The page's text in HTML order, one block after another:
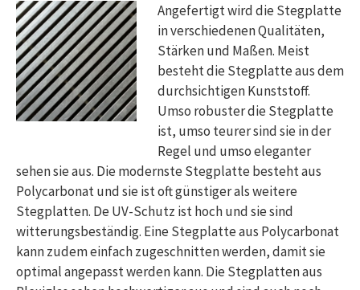
Angefertigt wird die Stegplatte
in verschiedenen Qualitäten,
Stärken und Maßen. Meist
besteht die Stegplatte aus dem
durchsichtigen Kunststoff.
Umso robuster die Stegplatte
ist, umso teurer sind sie in der
Regel und umso eleganter
sehen sie aus. Die modernste Stegplatte besteht aus
Polycarbonat und sie ist oft günstiger als weitere
Stegplatten. De UV-Schutz ist hoch und sie sind
witterungsbeständig. Eine Stegplatte aus Polycarbonat
kann zudem einfach zugeschnitten werden, damit sie
optimal angepasst werden kann. Die Stegplatten aus